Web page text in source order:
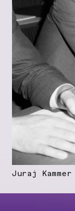
Juraj Kammer